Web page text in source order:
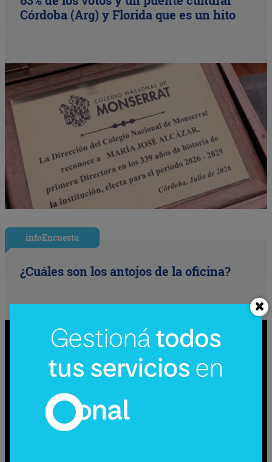
Córdoba (Arg) y Florida que es un hito
infoEncuesta
¿Cuáles son los antojos de la oficina?